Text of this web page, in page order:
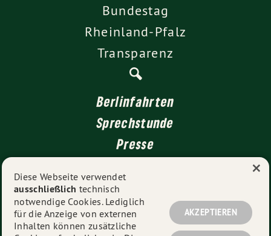
Bundestag
Rheinland-Pfalz
Transparenz
Berlinfahrten
Sprechstunde
Presse
Impressum
Datenschutz
Diese Webseite verwendet
ausschließlich technisch
notwendige Cookies. Lediglich
für die Anzeige von externen
Inhalten können zusätzliche
AKZEPTIEREN
×